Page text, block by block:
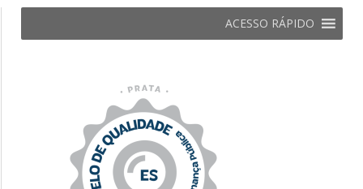
ACESSO RÁPIDO